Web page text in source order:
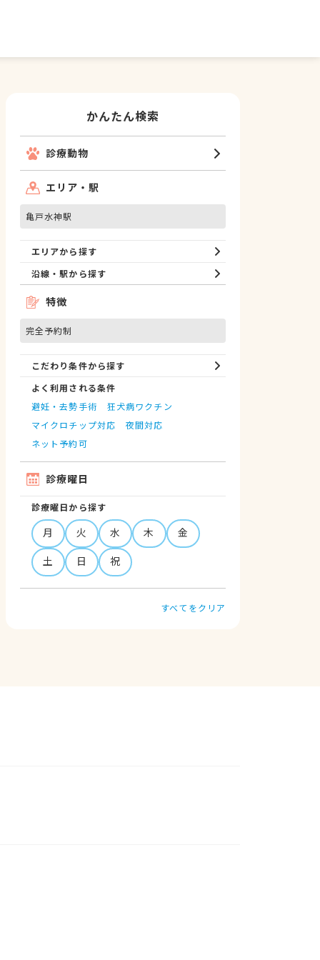
かんたん検索
診療動物
エリア・駅
亀戸水神駅
エリアから探す
沿線・駅から探す
特徴
完全予約制
こだわり条件から探す
よく利用される条件
避妊・去勢手術
狂犬病ワクチン
マイクロチップ対応
夜間対応
ネット予約可
診療曜日
診療曜日から探す
月 火 水 木
金
土
日 祝
すべてをクリア